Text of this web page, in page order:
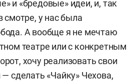
и «бредовые» идеи, и, так
смотре, у нас была
А вообще я не мечтаю
театре или с конкретным
хочу реализовать свои
— сделать «Чайку» Чехова,